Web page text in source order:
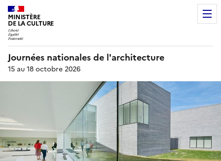
MINISTÈRE
DE LA CULTURE
Journées nationales de l'architecture
15 au 18 octobre 2026